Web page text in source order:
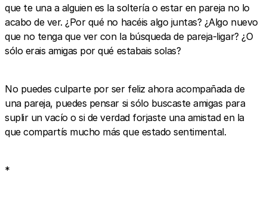
que te una a alguien es la soltería o estar en pareja no lo
acabo de ver. ¿Por qué no hacéis algo juntas? ¿Algo nuevo
que no tenga que ver con la búsqueda de pareja-ligar? ¿O
sólo erais amigas por qué estabais solas?
No puedes culparte por ser feliz ahora acompañada de
una pareja, puedes pensar si sólo buscaste amigas para
suplir un vacío o si de verdad forjaste una amistad en la
que compartís mucho más que estado sentimental.
*